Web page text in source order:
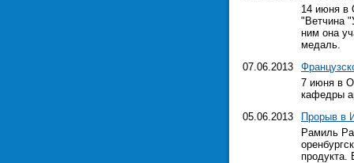
14 июня в
"Ветчина
ним она
медаль.
07.06.2013
7 июня в
кафедры
05.06.2013
Прорыв в
Рамиль
продукта.